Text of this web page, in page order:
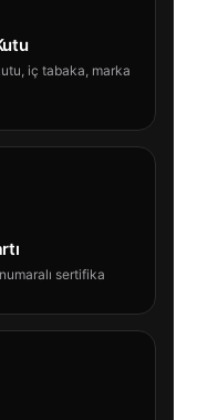
iç tabaka, marka
sertifika